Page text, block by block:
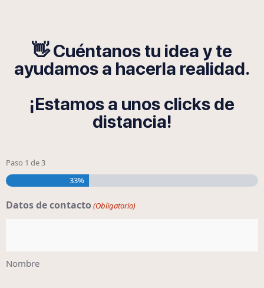
👋 Cuéntanos tu idea y te
ayudamos a hacerla realidad.
¡Estamos a unos clicks de
distancia!
Paso 1 de3
33%
Datos de contacto (Obligatorio)
Nombre